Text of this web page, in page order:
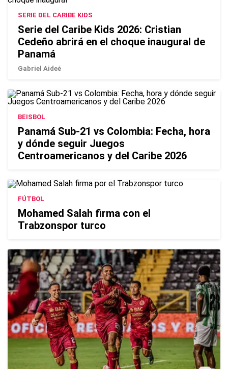
SERIE DEL CARIBE KIDS
Serie del Caribe Kids 2026: Cristian
Cedeño abrirá en el choque inaugural de
Panamá
Gabriel Aideé
BEISBOL
Panamá Sub-21 vs Colombia: Fecha, hora
y dónde seguir Juegos
Centroamericanos y del Caribe 2026
FÚTBOL
Mohamed Salah firma con el
Trabzonspor turco